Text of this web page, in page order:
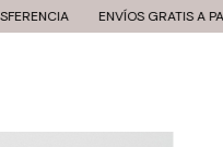
ENVÍOS GRATIS A PARTIR DE